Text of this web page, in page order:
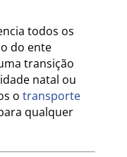
todos os
do ente
transição
natal ou
o transporte
qualquer